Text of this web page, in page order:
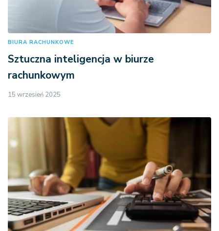
BIURA RACHUNKOWE
Sztuczna inteligencja w biurze
rachunkowym
15 wrzesień 2025